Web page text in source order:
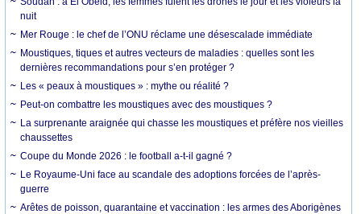
nuit
Mer Rouge : le chef de l’ONU réclame une désescalade immédiate
Moustiques, tiques et autres vecteurs de maladies : quelles sont les
dernières recommandations pour s’en protéger ?
Les « peaux à moustiques » : mythe ou réalité ?
Peut-on combattre les moustiques avec des moustiques ?
La surprenante araignée qui chasse les moustiques et préfère nos vieilles
chaussettes
Coupe du Monde 2026 : le football a-t-il gagné ?
Le Royaume-Uni face au scandale des adoptions forcées de l’après-
guerre
Arêtes de poisson, quarantaine et vaccination : les armes des Aborigènes